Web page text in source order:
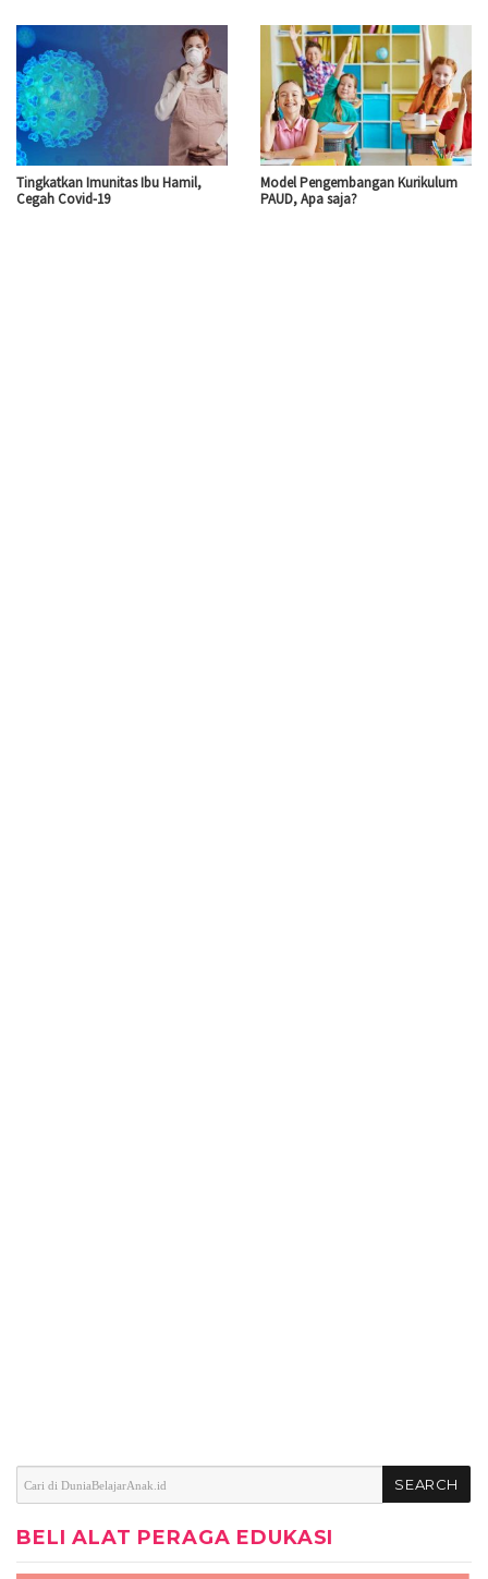
Tingkatkan Imunitas Ibu Hamil,
Cegah Covid-19
Model Pengembangan Kurikulum
PAUD, Apa saja?
BELI ALAT PERAGA EDUKASI